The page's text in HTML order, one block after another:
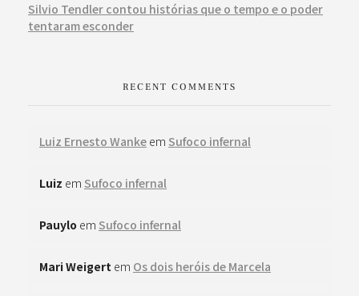
Silvio Tendler contou histórias que o tempo e o poder
tentaram esconder
RECENT COMMENTS
Luiz Ernesto Wanke em Sufoco infernal
Luiz em Sufoco infernal
Pauylo em Sufoco infernal
Mari Weigert em Os dois heróis de Marcela